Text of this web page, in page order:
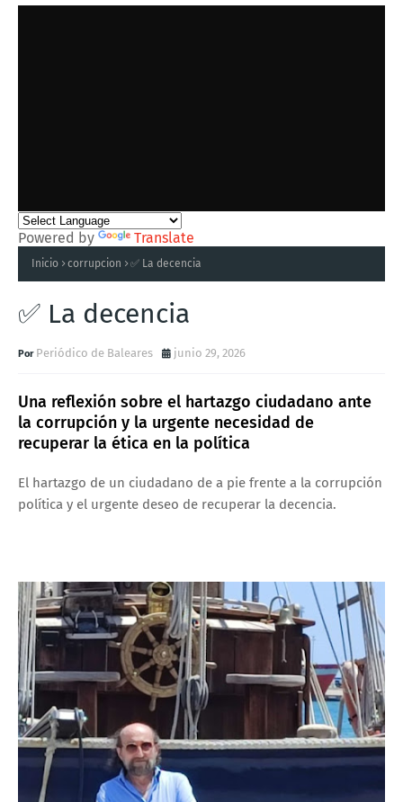
Powered by Translate
Inicio corrupcion ✅ La decencia
✅ La decencia
Periódico de Baleares junio 29, 2026
Una reflexión sobre el hartazgo ciudadano ante
la corrupción y la urgente necesidad de
recuperar la ética en la política
El hartazgo de un ciudadano de a pie frente a la corrupción
política y el urgente deseo de recuperar la decencia.